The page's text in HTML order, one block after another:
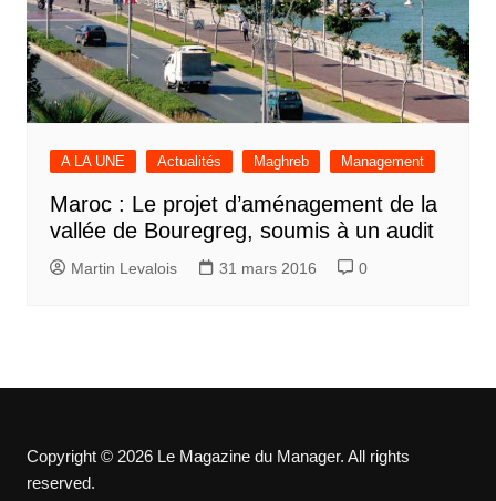
A LA UNE Actualités Maghreb Management
Maroc : Le projet d’aménagement de la
vallée de Bouregreg, soumis à un audit
Martin Levalois 31 mars 2016 0
Copyright © 2026 Le Magazine du Manager. All rights
reserved.